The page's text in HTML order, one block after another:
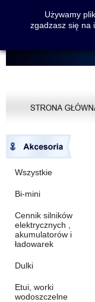
Wszystkie
Bi-mini
Cennik silników
elektrycznych ,
akumulatorów i
ładowarek
Dulki
Etui, worki
wodoszczelne
Używamy
zgadzasz się na